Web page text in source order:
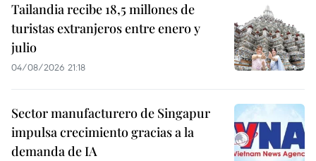
Tailandia recibe 18,5 millones de
turistas extranjeros entre enero y
julio
04/08/2026 21:18
Sector manufacturero de Singapur
impulsa crecimiento gracias a la
demanda de IA